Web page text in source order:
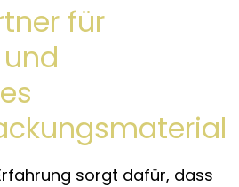
für
sorgt dafür, dass